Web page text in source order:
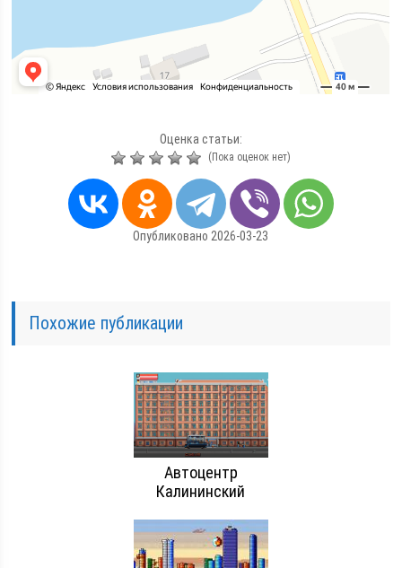
Оценка статьи:
(Пока оценок нет)
Опубликовано 2026-03-23
Похожие публикации
Автоцентр
Калининский